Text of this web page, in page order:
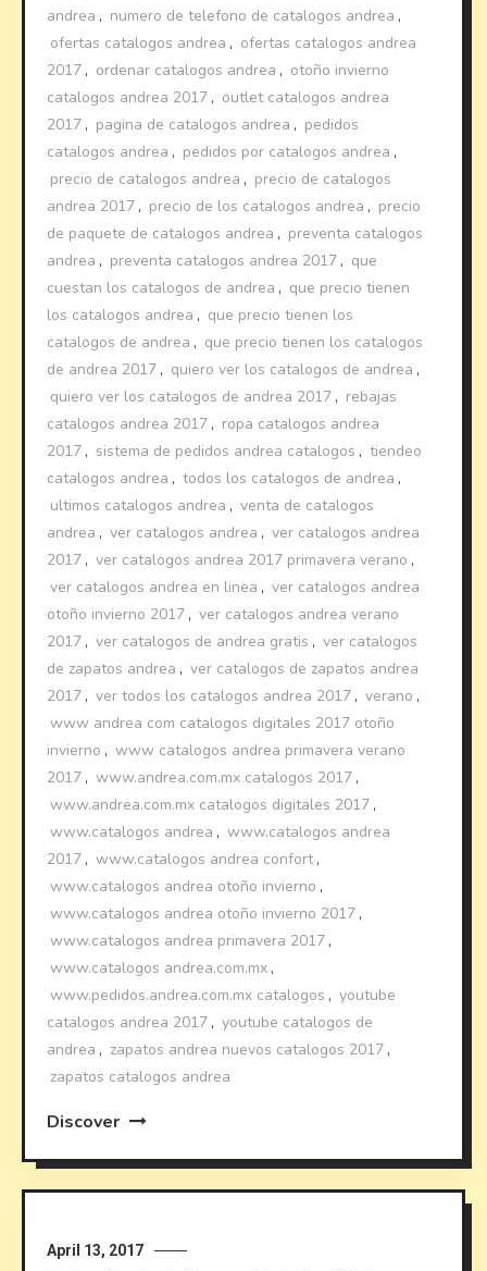
andrea , numero de telefono de catalogos andrea ,
ofertas catalogos andrea , ofertas catalogos andrea
2017 , ordenar catalogos andrea , otoño invierno
catalogos andrea 2017 , outlet catalogos andrea
2017 , pagina de catalogos andrea , pedidos
catalogos andrea , pedidos por catalogos andrea ,
precio de catalogos andrea , precio de catalogos
andrea 2017 , precio de los catalogos andrea , precio
de paquete de catalogos andrea , preventa catalogos
andrea , preventa catalogos andrea 2017 , que
cuestan los catalogos de andrea , que precio tienen
los catalogos andrea , que precio tienen los
catalogos de andrea , que precio tienen los catalogos
de andrea 2017 , quiero ver los catalogos de andrea ,
quiero ver los catalogos de andrea 2017 , rebajas
catalogos andrea 2017 , ropa catalogos andrea
2017 , sistema de pedidos andrea catalogos , tiendeo
catalogos andrea , todos los catalogos de andrea ,
ultimos catalogos andrea , venta de catalogos
andrea , ver catalogos andrea , ver catalogos andrea
2017 , ver catalogos andrea 2017 primavera verano ,
ver catalogos andrea en linea , ver catalogos andrea
otoño invierno 2017 , ver catalogos andrea verano
2017 , ver catalogos de andrea gratis , ver catalogos
de zapatos andrea , ver catalogos de zapatos andrea
2017 , ver todos los catalogos andrea 2017 , verano ,
www andrea com catalogos digitales 2017 otoño
invierno , www catalogos andrea primavera verano
2017 , www.andrea.com.mx catalogos 2017 ,
www.andrea.com.mx catalogos digitales 2017 ,
www.catalogos andrea , www.catalogos andrea
2017 , www.catalogos andrea confort,
www.catalogos andrea otoño invierno ,
www.catalogos andrea otoño invierno 2017 ,
www.catalogos andrea primavera 2017 ,
www.catalogos andrea.com.mx ,
www.pedidos.andrea.com.mx catalogos , youtube
catalogos andrea 2017 , youtube catalogos de
andrea , zapatos andrea nuevos catalogos 2017 ,
zapatos catalogos andrea
Discover
April 13, 2017